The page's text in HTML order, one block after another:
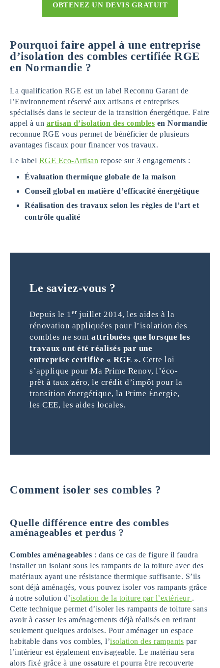
OBTENEZ UN DEVIS GRATUIT
Pourquoi faire appel à une entreprise
d’isolation des combles certifiée RGE
en Normandie ?
La qualification RGE est un label Reconnu Garant de
l’Environnement réservé aux artisans et entreprises
spécialisés dans le secteur de la transition énergétique. Faire
appel à un artisan d’isolation des combles en Normandie
reconnue RGE vous permet de bénéficier de plusieurs
avantages fiscaux pour financer vos travaux.
Le label RGE Eco-Artisan repose sur 3 engagements :
Évaluation thermique globale de la maison
Conseil global en matière d’efficacité énergétique
Réalisation des travaux selon les règles de l’art et
contrôle qualité
Le saviez-vous ?
Depuis le 1erjuillet 2014, les aides à la
rénovation appliquées pour l’isolation des
combles ne sont attribuées que lorsque les
travaux ont été réalisés par une
entreprise certifiée « RGE ». Cette loi
s’applique pour Ma Prime Renov, l’éco-
prêt à taux zéro, le crédit d’impôt pour la
transition énergétique, la Prime Énergie,
les CEE, les aides locales.
Comment isoler ses combles ?
Quelle différence entre des combles
aménageables et perdus ?
Combles aménageables : dans ce cas de figure il faudra
installer un isolant sous les rampants de la toiture avec des
matériaux ayant une résistance thermique suffisante. S’ils
sont déjà aménagés, vous pouvez isoler vos rampants grâce
à notre solution d’isolation de la toiture par l’extérieur .
Cette technique permet d’isoler les rampants de toiture sans
avoir à casser les aménagements déjà réalisés en retirant
seulement quelques ardoises. Pour aménager un espace
habitable dans vos combles, l’isolation des rampants par
l’intérieur est également envisageable. Le matériau sera
alors fixé grâce à une ossature et pourra être recouverte